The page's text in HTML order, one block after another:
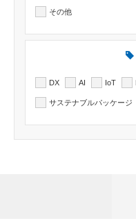
その他
DX AI IoT
サステナブルパッケージ